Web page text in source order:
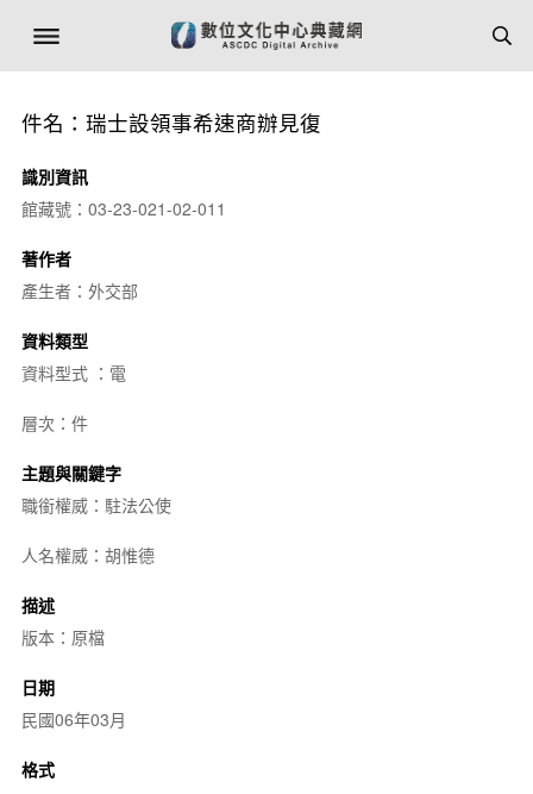
件名：瑞士設領事希速商辦見復
識別資訊
館藏號：03-23-021-02-011
著作者
產生者：外交部
資料類型
資料型式 ：電
層次：件
主題與關鍵字
職銜權威：駐法公使
人名權威：胡惟德
描述
版本：原檔
日期
民國06年03月
格式